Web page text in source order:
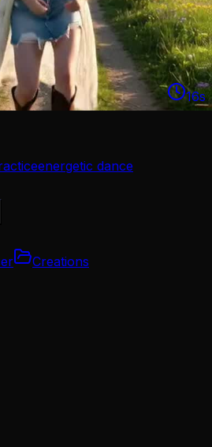
16s
energetic dance
Creations